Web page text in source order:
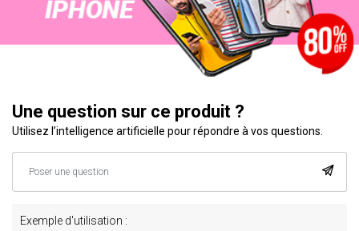
Une question sur ce produit ?
Utilisez l’intelligence artificielle pour répondre à vos questions.
Exemple d'utilisation :